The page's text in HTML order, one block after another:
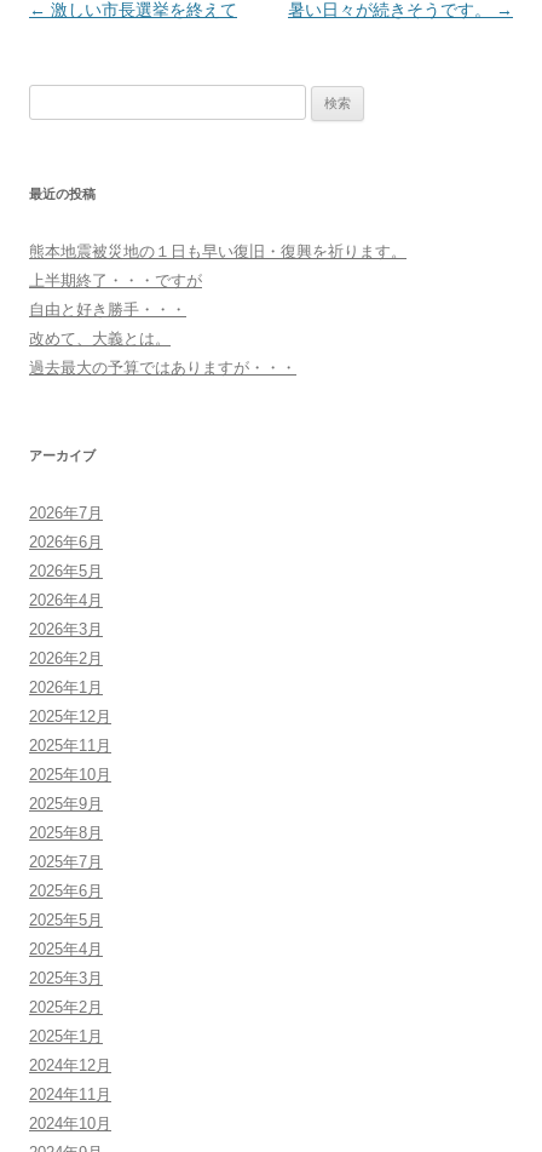
投
ョ
ン
← 激しい市長選挙を終えて 暑い日々が続きそうです。 →
最近の投稿
熊本地震被災地の１日も早い復旧・復興を祈ります。
上半期終了・・・ですが
自由と好き勝手・・・
改めて、大義とは。
過去最大の予算ではありますが・・・
アーカイブ
2026年7月
2026年6月
2026年5月
2026年4月
2026年3月
2026年2月
2026年1月
2025年12月
2025年11月
2025年10月
2025年9月
2025年8月
2025年7月
2025年6月
2025年5月
2025年4月
2025年3月
2025年2月
2025年1月
2024年12月
2024年11月
2024年10月